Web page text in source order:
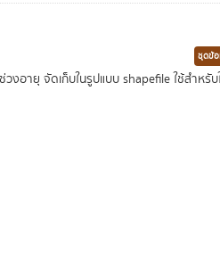
ชุดข้อ
อายุ จัดเก็บในรูปแบบ shapefile ใช้สำหรับ